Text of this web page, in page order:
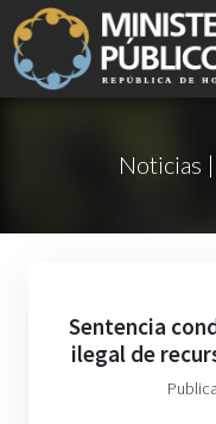
Noticias
Sentencia
ilegal de